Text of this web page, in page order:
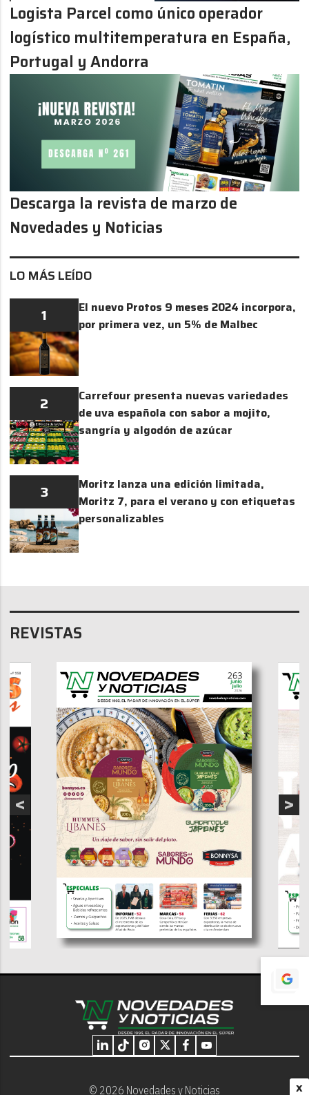
X
LO MÁS LEÍDO
1
El nuevo Protos 9 meses 2024 incorpora,
por primera vez, un 5% de Malbec
2
Carrefour presenta nuevas variedades
de uva española con sabor a mojito,
sangría y algodón de azúcar
3
Moritz lanza una edición limitada,
Moritz 7, para el verano y con etiquetas
personalizables
Logista Parcel como único operador
logístico multitemperatura en España,
Portugal y Andorra
Descarga la revista de marzo de
Novedades y Noticias
REVISTAS
© 2026 Novedades y Noticias